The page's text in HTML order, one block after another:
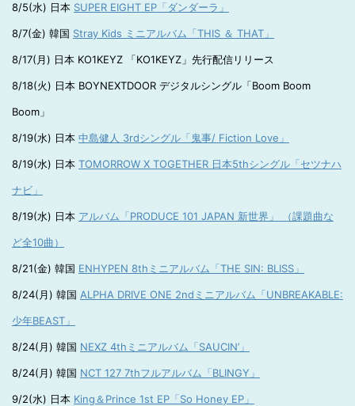
8/5(水) 日本 SUPER EIGHT EP「ダンダーラ」
8/7(金) 韓国 Stray Kids ミニアルバム「THIS ＆ THAT」
8/17(月) 日本 KO1KEYZ 「KO1KEYZ」先行配信リリース
8/18(火) 日本 BOYNEXTDOOR デジタルシングル「Boom Boom
Boom」
8/19(水) 日本 中島健人 3rdシングル「鬼事/ Fiction Love」
8/19(水) 日本 TOMORROW X TOGETHER 日本5thシングル「セツナハ
ナビ」
8/19(水) 日本 アルバム「PRODUCE 101 JAPAN 新世界」 （課題曲な
ど全10曲）
8/21(金) 韓国 ENHYPEN 8thミニアルバム「THE SIN: BLISS」
8/24(月) 韓国 ALPHA DRIVE ONE 2ndミニアルバム「UNBREAKABLE:
少年BEAST」
8/24(月) 韓国 NEXZ 4thミニアルバム「SAUCIN’」
8/24(月) 韓国 NCT 127 7thフルアルバム「BLINGY」
9/2(水) 日本 King＆Prince 1st EP「So Honey EP」